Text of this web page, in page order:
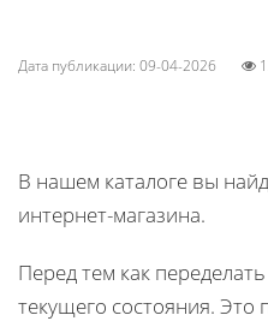
Дата публикации: 09-04-2026
В нашем каталоге вы
интернет-магазина.
Перед тем как
текущего состояния.